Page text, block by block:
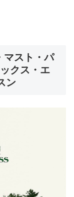
マスト・パ
クス・エ
ン